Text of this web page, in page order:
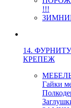
!!!
14.
КРЕПЕЖ
Гайки